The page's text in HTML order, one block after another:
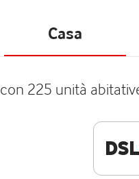
Casa
225 unità
DSL